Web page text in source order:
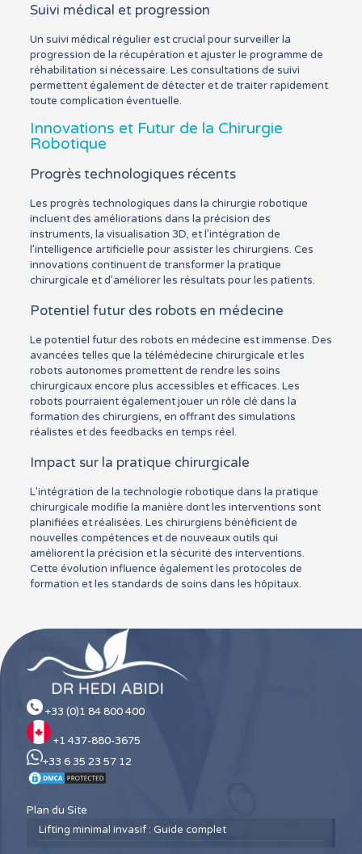
Suivi médical et progression
Un suivi médical régulier est crucial pour surveiller la
progression de la récupération et ajuster le programme de
réhabilitation si nécessaire. Les consultations de suivi
permettent également de détecter et de traiter rapidement
toute complication éventuelle.
Innovations et Futur de la Chirurgie
Robotique
Progrès technologiques récents
Les progrès technologiques dans la chirurgie robotique
incluent des améliorations dans la précision des
instruments, la visualisation 3D, et l’intégration de
l’intelligence artificielle pour assister les chirurgiens. Ces
innovations continuent de transformer la pratique
chirurgicale et d’améliorer les résultats pour les patients.
Potentiel futur des robots en médecine
Le potentiel futur des robots en médecine est immense. Des
avancées telles que la télémédecine chirurgicale et les
robots autonomes promettent de rendre les soins
chirurgicaux encore plus accessibles et efficaces. Les
robots pourraient également jouer un rôle clé dans la
formation des chirurgiens, en offrant des simulations
réalistes et des feedbacks en temps réel.
Impact sur la pratique chirurgicale
L’intégration de la technologie robotique dans la pratique
chirurgicale modifie la manière dont les interventions sont
planifiées et réalisées. Les chirurgiens bénéficient de
nouvelles compétences et de nouveaux outils qui
améliorent la précision et la sécurité des interventions.
Cette évolution influence également les protocoles de
formation et les standards de soins dans les hôpitaux.
+33 (0)1 84 800 400
+1 437-880-3675
+33 6 35 23 57 12
Plan du Site
Lifting minimal invasif : Guide complet